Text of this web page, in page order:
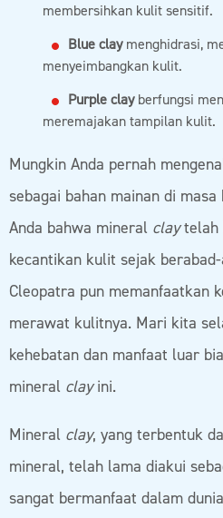
membersihkan kulit sensitif.
Blue claymenghidrasi,
menyeimbangkan kulit.
Purple clayberfungsi
meremajakan tampilan kulit.
Mungkin Anda pernah
sebagai bahan mainan di
Anda bahwa mineral claytelah
kecantikan kulit sejak
Cleopatra pun memanfaatkan
merawat kulitnya. Mari kita
kehebatan dan manfaat luar
mineral clayini.
Mineral clay, yang terbentuk
mineral, telah lama diakui
sangat bermanfaat dalam